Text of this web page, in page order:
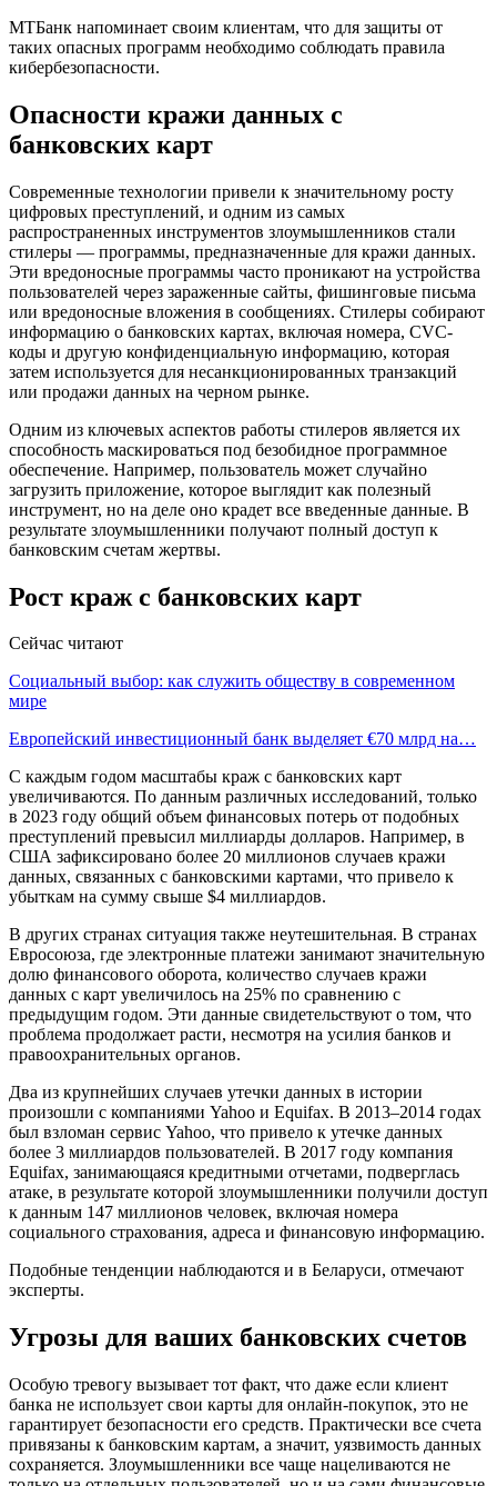
МТБанк напоминает своим клиентам, что для защиты от
таких опасных программ необходимо соблюдать правила
кибербезопасности.
Опасности кражи данных с
банковских карт
Современные технологии привели к значительному росту
цифровых преступлений, и одним из самых
распространенных инструментов злоумышленников стали
стилеры — программы, предназначенные для кражи данных.
Эти вредоносные программы часто проникают на устройства
пользователей через зараженные сайты, фишинговые письма
или вредоносные вложения в сообщениях. Стилеры собирают
информацию о банковских картах, включая номера, CVC-
коды и другую конфиденциальную информацию, которая
затем используется для несанкционированных транзакций
или продажи данных на черном рынке.
Одним из ключевых аспектов работы стилеров является их
способность маскироваться под безобидное программное
обеспечение. Например, пользователь может случайно
загрузить приложение, которое выглядит как полезный
инструмент, но на деле оно крадет все введенные данные. В
результате злоумышленники получают полный доступ к
банковским счетам жертвы.
Рост краж с банковских карт
Сейчас читают
Социальный выбор: как служить обществу в современном
мире
Европейский инвестиционный банк выделяет €70 млрд на…
С каждым годом масштабы краж с банковских карт
увеличиваются. По данным различных исследований, только
в 2023 году общий объем финансовых потерь от подобных
преступлений превысил миллиарды долларов. Например, в
США зафиксировано более 20 миллионов случаев кражи
данных, связанных с банковскими картами, что привело к
убыткам на сумму свыше $4 миллиардов.
В других странах ситуация также неутешительная. В странах
Евросоюза, где электронные платежи занимают значительную
долю финансового оборота, количество случаев кражи
данных с карт увеличилось на 25% по сравнению с
предыдущим годом. Эти данные свидетельствуют о том, что
проблема продолжает расти, несмотря на усилия банков и
правоохранительных органов.
Два из крупнейших случаев утечки данных в истории
произошли с компаниями Yahoo и Equifax. В 2013–2014 годах
был взломан сервис Yahoo, что привело к утечке данных
более 3 миллиардов пользователей. В 2017 году компания
Equifax, занимающаяся кредитными отчетами, подверглась
атаке, в результате которой злоумышленники получили доступ
к данным 147 миллионов человек, включая номера
социального страхования, адреса и финансовую информацию.
Подобные тенденции наблюдаются и в Беларуси, отмечают
эксперты.
Угрозы для ваших банковских счетов
Особую тревогу вызывает тот факт, что даже если клиент
банка не использует свои карты для онлайн-покупок, это не
гарантирует безопасности его средств. Практически все счета
привязаны к банковским картам, а значит, уязвимость данных
сохраняется. Злоумышленники все чаще нацеливаются не